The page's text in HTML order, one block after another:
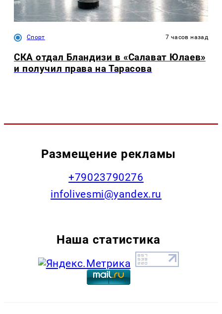
Спорт 7 часов назад
СКА отдал Бландизи в «Салават Юлаев»
и получил права на Тарасова
Размещение рекламы
+79023790276
infolivesmi@yandex.ru
Наша статистика